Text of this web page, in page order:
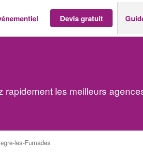
Devis gratuit
les meilleurs
les-Fumades